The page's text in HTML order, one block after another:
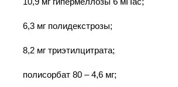
6,3 мг полидекстрозы;
8,2 мг триэтилцитрата;
полисорбат 80 – 4,6 мг;